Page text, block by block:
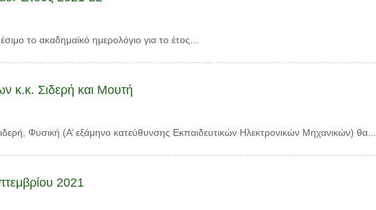
το ακαδημαϊκό ημερολόγιο για το έτος...
κ.κ. Σιδερή και Μουτή
Φυσική (Α’ εξάμηνο κατεύθυνσης Εκπαιδευτικών Ηλεκτρονικών Μηχανικών) θα...
2021